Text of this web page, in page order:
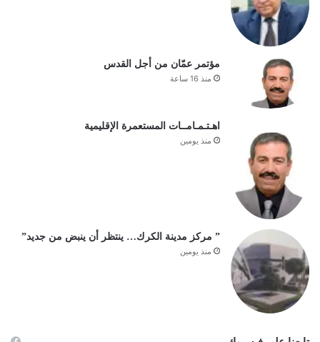
مؤتمر عمّان من أجل القدس
منذ 16 ساعة
اهـتـمـامــات المستعمرة الإقليمية
منذ يومين
” مركز مدينة الكرك… ينتظر أن ينبض من جديد”
منذ يومين